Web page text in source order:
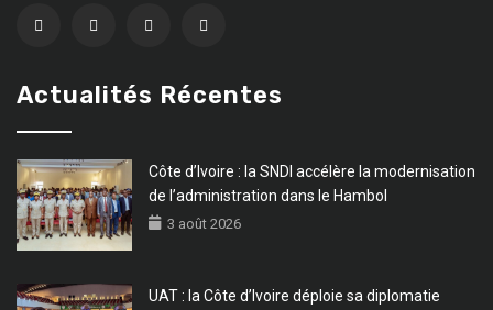
Actualités Récentes
Côte d’Ivoire : la SNDI accélère la modernisation
de l’administration dans le Hambol
3 août 2026
UAT : la Côte d’Ivoire déploie sa diplomatie